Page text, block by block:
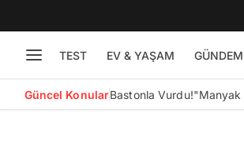
TEST EV & YAŞAM GÜNDEM
Güncel KonularBastonla Vurdu!"Manyak